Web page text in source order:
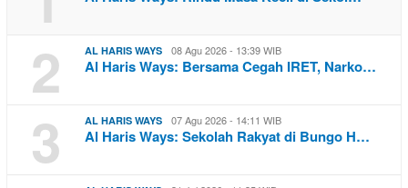
2 AL HARIS WAYS 08 Agu 2026 - 13:39 WIB
Al Haris Ways: Bersama Cegah IRET, Narko…
3 AL HARIS WAYS 07 Agu 2026 - 14:11 WIB
Al Haris Ways: Sekolah Rakyat di Bungo H…